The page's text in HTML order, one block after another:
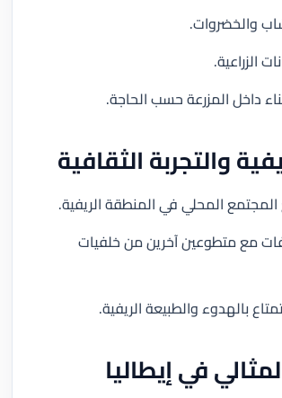
والخضروات.
الزراعية.
داخل المزرعة حسب الحاجة.
والتجربة الثقافية
المحلي في المنطقة الريفية.
مع متطوعين آخرين من خلفيات
بالهدوء والطبيعة الريفية.
في إيطاليا